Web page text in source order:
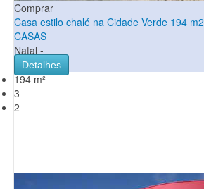
Comprar
Casa estilo chalé na Cidade Verde 194 m2
CASAS
Natal -
Detalhes
194 m²
3
2